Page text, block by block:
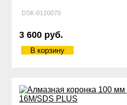
DSK-0120070
3 600 руб.
В корзину